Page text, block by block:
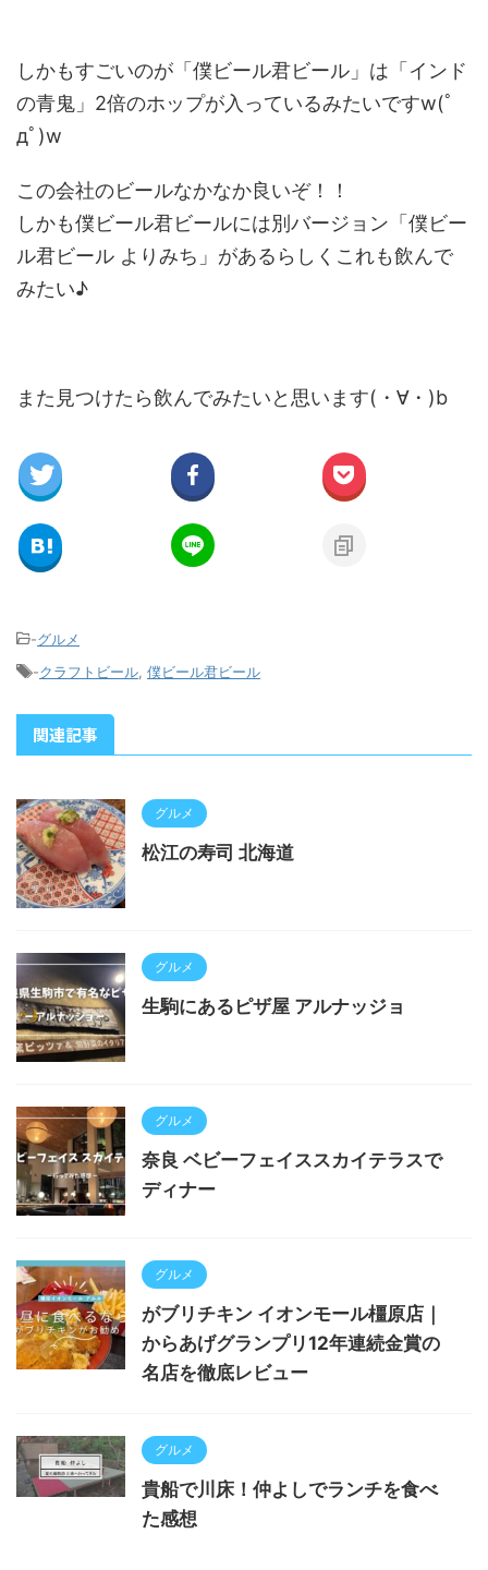
しかもすごいのが「僕ビール君ビール」は「インド
の青鬼」2倍のホップが入っているみたいですw(ﾟ
дﾟ)w
この会社のビールなかなか良いぞ！！
しかも僕ビール君ビールには別バージョン「僕ビー
ル君ビール よりみち」があるらしくこれも飲んで
みたい♪
また見つけたら飲んでみたいと思います(・∀・)b
-グルメ
-クラフトビール, 僕ビール君ビール
関連記事
グルメ
松江の寿司 北海道
グルメ
生駒にあるピザ屋 アルナッジョ
グルメ
奈良 ベビーフェイススカイテラスで
ディナー
グルメ
がブリチキン イオンモール橿原店｜
からあげグランプリ12年連続金賞の
名店を徹底レビュー
グルメ
貴船で川床！仲よしでランチを食べ
た感想